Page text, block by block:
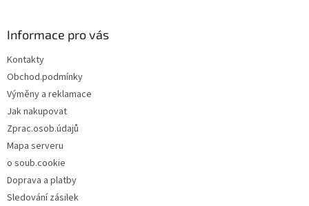
Informace pro vás
Kontakty
Obchod.podmínky
Výměny a reklamace
Jak nakupovat
Zprac.osob.údajů
Mapa serveru
o soub.cookie
Doprava a platby
Sledování zásilek